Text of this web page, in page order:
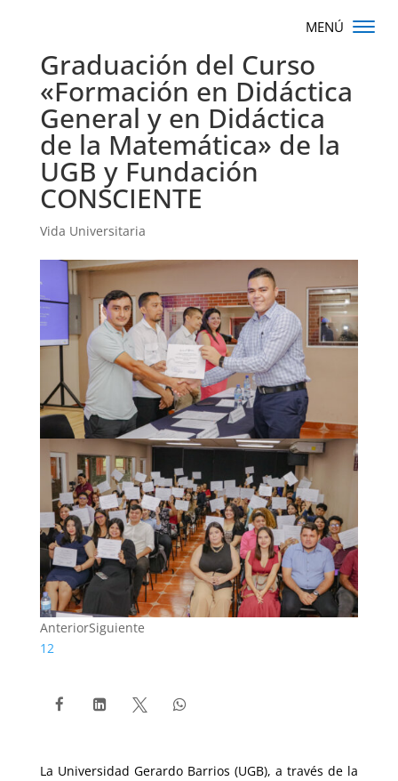
Graduación del Curso
«Formación en Didáctica
General y en Didáctica
de la Matemática» de la
UGB y Fundación
CONSCIENTE
Vida Universitaria
AnteriorSiguiente
1 2
   
La Universidad Gerardo Barrios (UGB), a través de la